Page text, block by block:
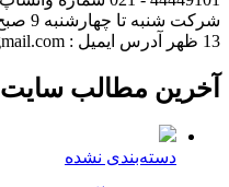
13 ظهر آدرس ایمیل : mahzyarsteel@gmail.com
آخرین مطالب سایت
دسته‌بندی نشده